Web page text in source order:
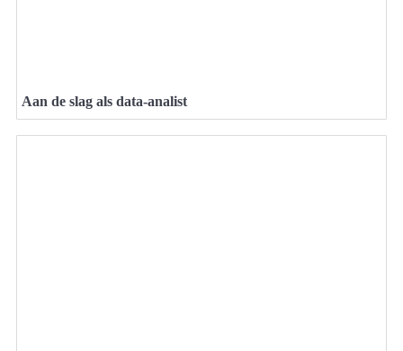
Aan de slag als data-analist